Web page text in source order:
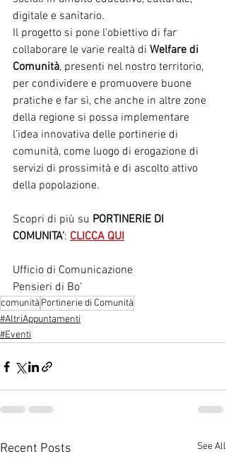
digitale e sanitario.
Il progetto si pone l’obiettivo di far
collaborare le varie realtà di Welfare di
Comunità, presenti nel nostro territorio,
per condividere e promuovere buone
pratiche e far sì, che anche in altre zone
della regione si possa implementare
l’idea innovativa delle portinerie di
comunità, come luogo di erogazione di
servizi di prossimità e di ascolto attivo
della popolazione.
Scopri di più su PORTINERIE DI
COMUNITA': CLICCA QUI
Ufficio di Comunicazione
Pensieri di Bo'
comunità Portinerie di Comunità
#AltriAppuntamenti
#Eventi
Recent Posts See All